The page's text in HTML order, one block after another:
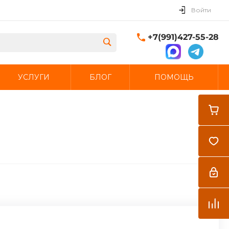
Войти
+7(991)427-55-28
УСЛУГИ БЛОГ ПОМОЩЬ